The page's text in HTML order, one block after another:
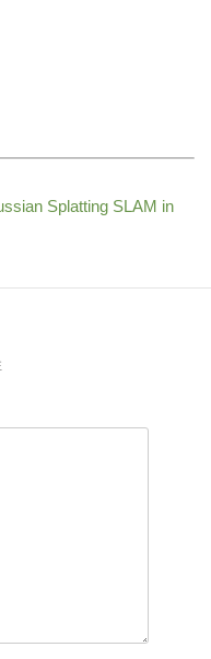
Splatting SLAM in